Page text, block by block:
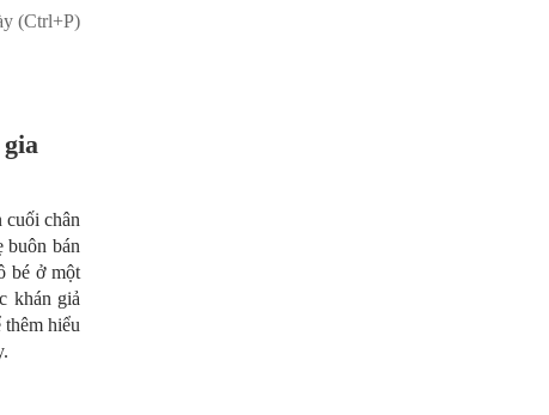
(Ctrl+P)
cuối chân
buôn bán
bé ở một
khán giả
hiểu